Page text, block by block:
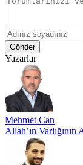
Gönder
Yazarlar
Mehmet Can
Allah’ın